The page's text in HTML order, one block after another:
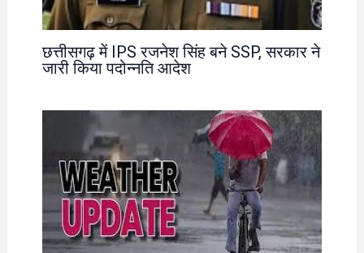
छत्तीसगढ़ में IPS रजनेश सिंह बने SSP, सरकार ने
जारी किया पदोन्नति आदेश